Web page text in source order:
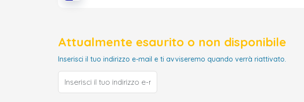
Attualmente esaurito o non disponibile
Inserisci il tuo indirizzo e-mail e ti avviseremo quando verrà riattivato.